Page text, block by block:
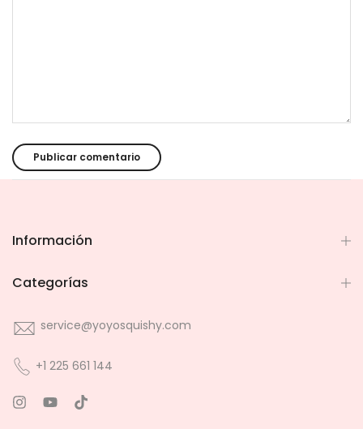
Información
Categorías
service@yoyosquishy.com
+1 225 661 144